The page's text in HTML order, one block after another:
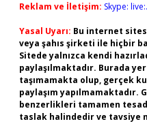
Reklam ve İletişim: Skype:
Yasal Uyarı: Bu internet
veya şahıs şirketi ile hiçbir
Sitede yalnızca kendi
paylaşılmaktadır. Burada
taşımamakta olup, gerçek
paylaşım
benzerlikleri tamamen
taslak halindedir ve tavsiye